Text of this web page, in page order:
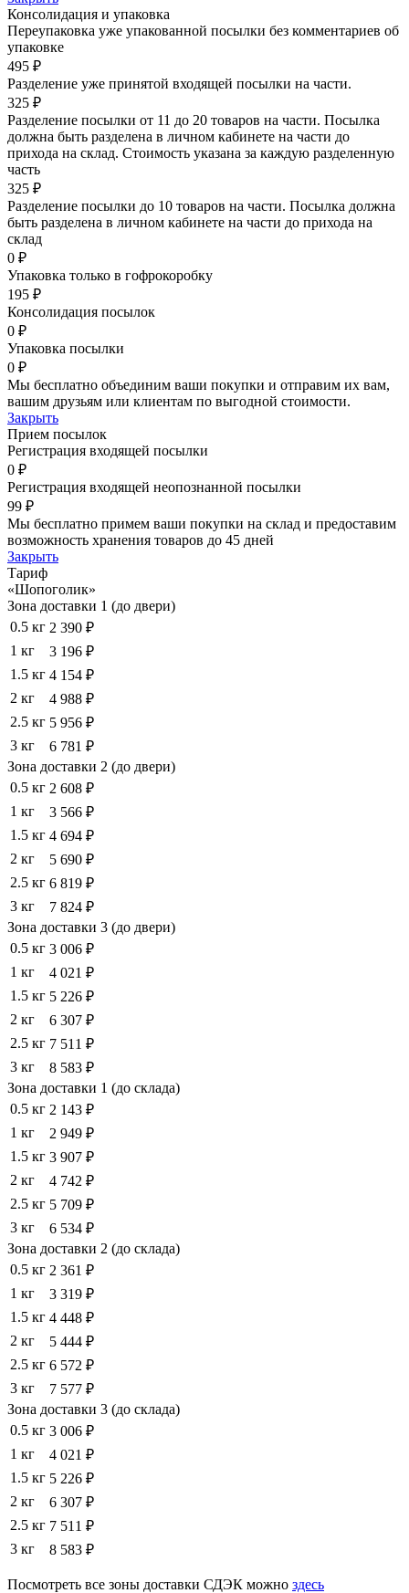
Консолидация и упаковка
Переупаковка уже упакованной посылки без комментариев об
упаковке
495 ₽
Разделение уже принятой входящей посылки на части.
325 ₽
Разделение посылки от 11 до 20 товаров на части. Посылка
должна быть разделена в личном кабинете на части до
прихода на склад. Стоимость указана за каждую разделенную
часть
325 ₽
Разделение посылки до 10 товаров на части. Посылка должна
быть разделена в личном кабинете на части до прихода на
склад
0 ₽
Упаковка только в гофрокоробку
195 ₽
Консолидация посылок
0 ₽
Упаковка посылки
0 ₽
Мы бесплатно объединим ваши покупки и отправим их вам,
вашим друзьям или клиентам по выгодной стоимости.
Закрыть
Прием посылок
Регистрация входящей посылки
0 ₽
Регистрация входящей неопознанной посылки
99 ₽
Мы бесплатно примем ваши покупки на склад и предоставим
возможность хранения товаров до 45 дней
Закрыть
Тариф
«Шопоголик»
Зона доставки 1 (до двери)
0.5 кг 2 390 ₽
1 кг
3 196 ₽
1.5 кг 4 154 ₽
2 кг
4 988 ₽
2.5 кг 5 956 ₽
3 кг
6 781 ₽
Зона доставки 2 (до двери)
0.5 кг 2 608 ₽
1 кг
3 566 ₽
1.5 кг 4 694 ₽
2 кг
5 690 ₽
2.5 кг 6 819 ₽
3 кг
7 824 ₽
Зона доставки 3 (до двери)
0.5 кг 3 006 ₽
1 кг
4 021 ₽
1.5 кг 5 226 ₽
2 кг
6 307 ₽
2.5 кг 7 511 ₽
3 кг
8 583 ₽
Зона доставки 1 (до склада)
0.5 кг 2 143 ₽
1 кг
2 949 ₽
1.5 кг 3 907 ₽
2 кг
4 742 ₽
2.5 кг 5 709 ₽
3 кг
6 534 ₽
Зона доставки 2 (до склада)
0.5 кг 2 361 ₽
1 кг
3 319 ₽
1.5 кг 4 448 ₽
2 кг
5 444 ₽
2.5 кг 6 572 ₽
3 кг
7 577 ₽
Зона доставки 3 (до склада)
0.5 кг 3 006 ₽
1 кг
4 021 ₽
1.5 кг 5 226 ₽
2 кг
6 307 ₽
2.5 кг 7 511 ₽
3 кг
8 583 ₽
Посмотреть все зоны доставки СДЭК можно здесь